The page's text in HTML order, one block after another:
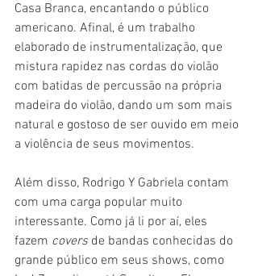
Casa Branca, encantando o público
americano. Afinal, é um trabalho
elaborado de instrumentalização, que
mistura rapidez nas cordas do violão
com batidas de percussão na própria
madeira do violão, dando um som mais
natural e gostoso de ser ouvido em meio
a violência de seus movimentos.
Além disso, Rodrigo Y Gabriela contam
com uma carga popular muito
interessante. Como já li por aí, eles
fazem covers de bandas conhecidas do
grande público em seus shows, como